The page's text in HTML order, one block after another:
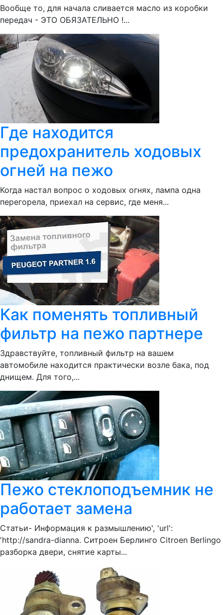
Вообще то, для начала сливается масло из коробки
передач - ЭТО ОБЯЗАТЕЛЬНО !...
Где находится
предохранитель ходовых
огней на пежо
Когда настал вопрос о ходовых огнях, лампа одна
перегорела, приехал на сервис, где меня...
Как поменять топливный
фильтр на пежо партнере
Здравствуйте, топливный фильтр на вашем
автомобиле находится практически возле бака, под
днищем. Для того,...
Пежо стеклоподъемник не
работает замена
Статьи- Информация к размышлению', 'url':
'http://sandra-dianna. Ситроен Берлинго Citroen Berlingo
разборка двери, снятие карты...